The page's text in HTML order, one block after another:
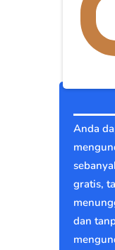
Anda
gratis,
dan